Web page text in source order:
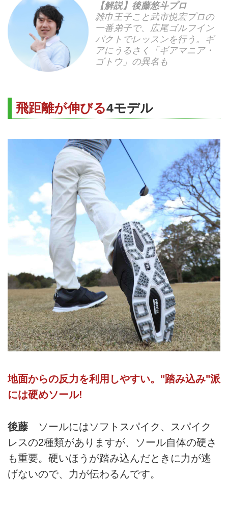
【解説】後藤悠斗プロ
雑巾王子こと武市悦宏プロの
一番弟子で、広尾ゴルフイン
パクトでレッスンを行う。ギ
アにうるさく「ギアマニア・
ゴトウ」の異名も
飛距離が伸びる4モデル
地面からの反力を利用しやすい。"踏み込み"派
には硬めソール!
後藤 ソールにはソフトスパイク、スパイク
レスの2種類がありますが、ソール自体の硬さ
も重要。硬いほうが踏み込んだときに力が逃
げないので、力が伝わるんです。